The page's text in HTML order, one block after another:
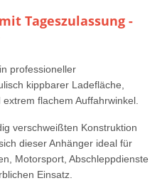
Tageszulassung -
professioneller
kippbarer Ladefläche,
flachem Auffahrwinkel.
verschweißten Konstruktion
dieser Anhänger ideal für
Motorsport, Abschleppdienste
Einsatz.